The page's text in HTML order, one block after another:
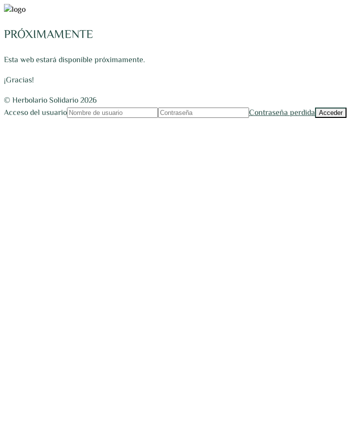
PRÓXIMAMENTE
Esta web estará disponible próximamente.
¡Gracias!
© Herbolario Solidario 2026
Acceso del usuario
Contraseña perdida